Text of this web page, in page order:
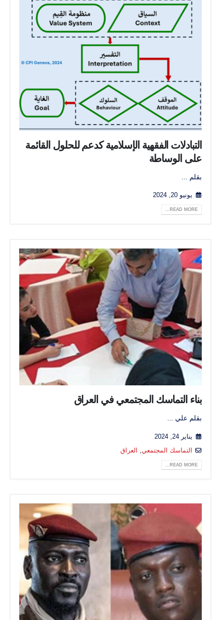
التبادلات الفقهية الإسلامية كدعم للحلول القائمة
على الوساطة
بقلم ...
يونيو 20, 2024
READ MORE...
بناء التماسك المجتمعي في العراق
بقلم علي ...
يناير 24, 2024
التماسك المجتمعي, العراق
READ MORE...